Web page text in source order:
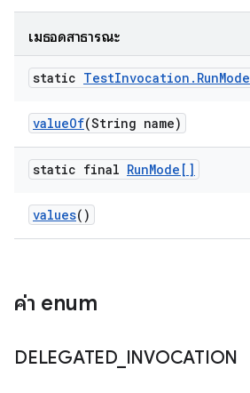
เมธอดสาธารณะ
static TestInvocation . RunMode
valueOf(String name)
static final RunMode[]
values()
ค่า enum
DELEGATED_ INVOCATION